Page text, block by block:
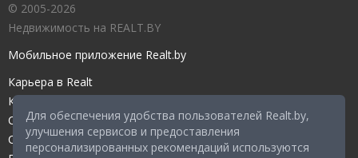
Для обеспечения удобства пользователей Realt.by,
улучшения сервисов и предоставления
персонализированных рекомендаций используются
© 2005-2026
Недвижимость на REALT.BY
Мобильное приложение Realt.by
Карьера в Realt
Контакты редакции
Справочный центр
Служба поддержки